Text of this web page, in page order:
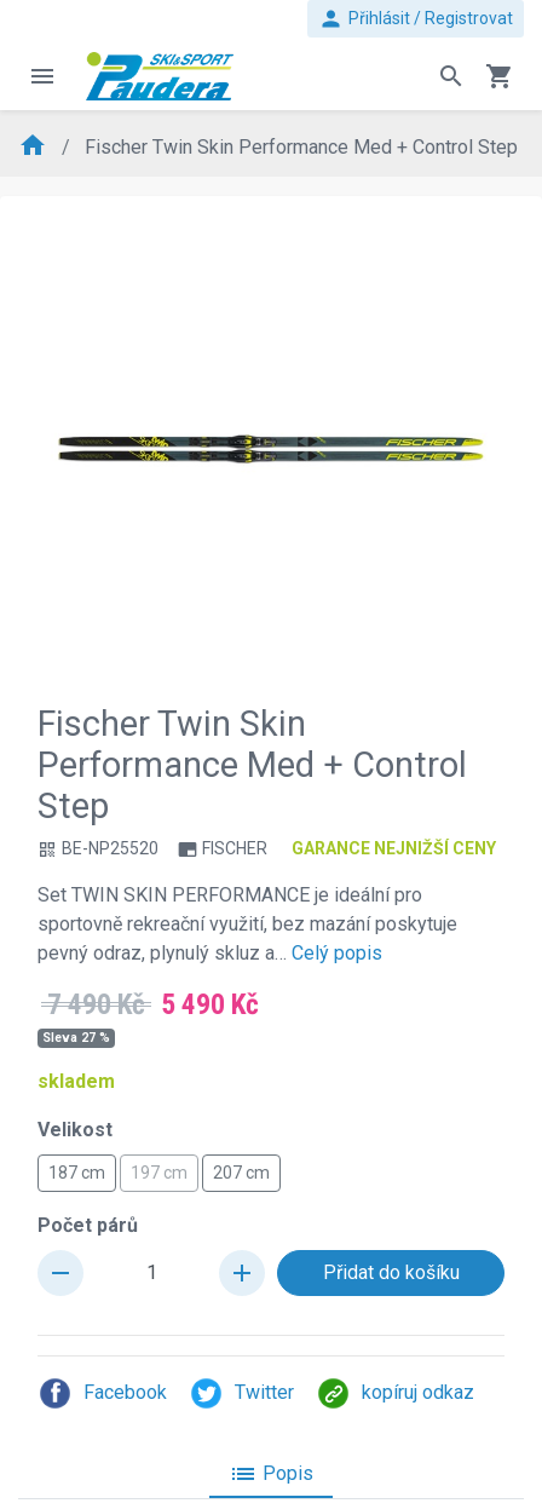
person Přihlásit / Registrovat
menu search shopping_cart
home Fischer Twin Skin Performance Med + Control Step
Fischer Twin Skin
Performance Med + Control
Step
qr_code BE-NP25520 branding_watermark FISCHER GARANCE NEJNIŽŠÍ CENY
Set TWIN SKIN PERFORMANCE je ideální pro
sportovně rekreační využití, bez mazání poskytuje
pevný odraz, plynulý skluz a… Celý popis
7 490 Kč 5 490 Kč
Sleva 27 %
skladem
Velikost
187 cm 197 cm 207 cm
Počet párů
remove add
Facebook Twitter kopíruj odkaz
list Popis